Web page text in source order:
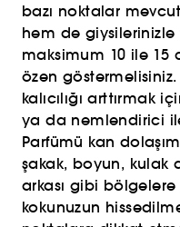
bazı noktalar
hem de
maksimum 10 ile 15
özen
kalıcılığı arttırmak
ya da nemlendirici
Parfümü kan
şakak, boyun, kulak
arkası gibi
kokunuzun